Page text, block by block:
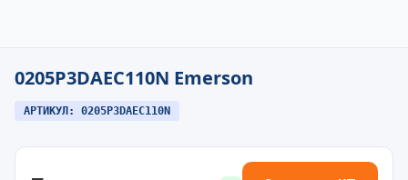
0205P3DAEC110N Emerson
АРТИКУЛ: 0205P3DAEC110N